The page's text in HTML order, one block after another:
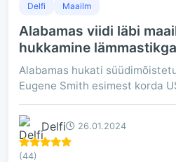
Delfi Maailm
Alabamas viidi läbi
hukkamine
Alabamas hukati
Eugene Smith esimest korda
Delfi 26.01.2024
(44)